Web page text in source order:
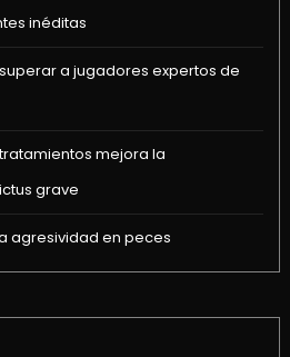
inéditas
a jugadores expertos de
mejora la
grave
agresividad en peces